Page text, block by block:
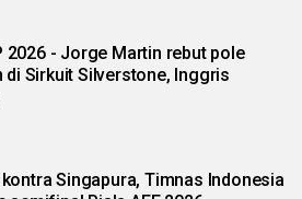
2026 - Jorge Martin rebut pole
position di Sirkuit Silverstone, Inggris
kontra Singapura, Timnas Indonesia